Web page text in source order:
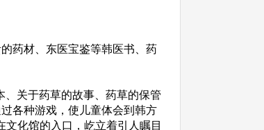
药材、东医宝鉴等韩医书、药
关于药草的故事、药草的保管
各种游戏，使儿童体会到韩方
化馆的入口，屹立着引人瞩目